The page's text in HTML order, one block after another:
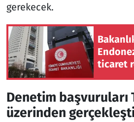
gerekecek.
ticaret
Denetim başvuruları
üzerinden